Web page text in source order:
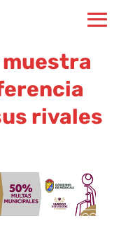
rivales